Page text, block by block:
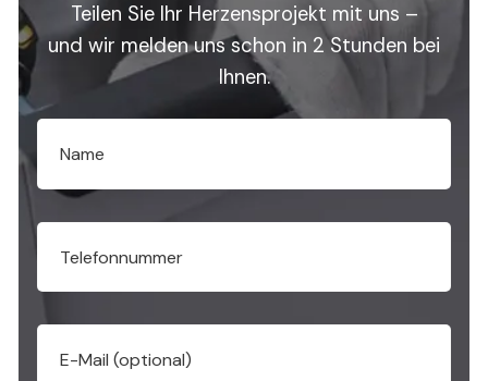
Teilen Sie Ihr Herzensprojekt mit uns –
und wir melden uns schon in 2 Stunden bei
Ihnen.